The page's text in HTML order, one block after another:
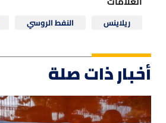
ريلاينس النفط الروسي
أخبار ذات صلة